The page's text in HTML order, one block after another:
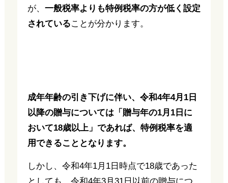
が、 一般税率よりも特例税率の方が低く設定
されていることが分かります。
成年年齢の引き下げに伴い、令和4年4月1日
以降の贈与については「贈与年の1月1日に
おいて18歳以上」であれば、特例税率を適
用できることとなります。
しかし、令和4年1月1日時点で18歳であった
としても、令和4年3月31日以前の贈与につ